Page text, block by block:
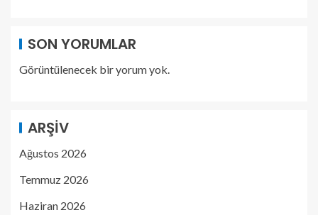
SON YORUMLAR
Görüntülenecek bir yorum yok.
ARŞIV
Ağustos 2026
Temmuz 2026
Haziran 2026